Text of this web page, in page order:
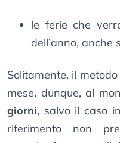
le ferie che
dell’anno, anche
Solitamente, il
mese, dunque, al
giorni, salvo il caso
riferimento non